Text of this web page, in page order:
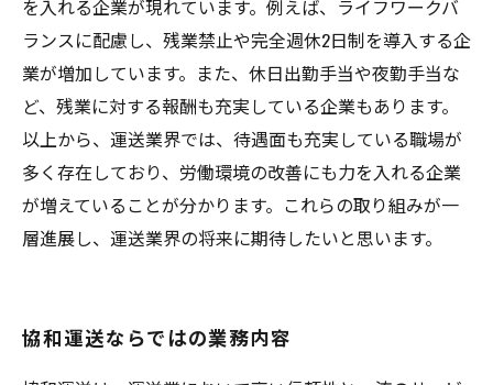
を入れる企業が現れています。例えば、ライフワークバ
ランスに配慮し、残業禁止や完全週休2日制を導入する企
業が増加しています。また、休日出勤手当や夜勤手当な
ど、残業に対する報酬も充実している企業もあります。
以上から、運送業界では、待遇面も充実している職場が
多く存在しており、労働環境の改善にも力を入れる企業
が増えていることが分かります。これらの取り組みが一
層進展し、運送業界の将来に期待したいと思います。
協和運送ならではの業務内容